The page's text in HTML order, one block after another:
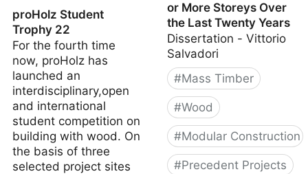
proHolz Student
Trophy 22
For the fourth time
now, proHolz has
launched an
interdisciplinary,open
and international
student competition on
building with wood. On
the basis of three
selected project sites
or More Storeys Over
the Last Twenty Years
Dissertation - Vittorio
Salvadori
#Mass Timber
#Wood
#Modular Construction
#Precedent Projects